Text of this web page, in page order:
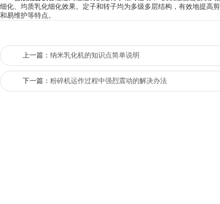
细化、均质乳化细化效果。定子和转子均为多级多层结构，有效地提高
和易维护等特点。
上一篇： 纳米乳化机的知识点简单说明
下一篇： 粉碎机运作过程中强烈震动的解决办法